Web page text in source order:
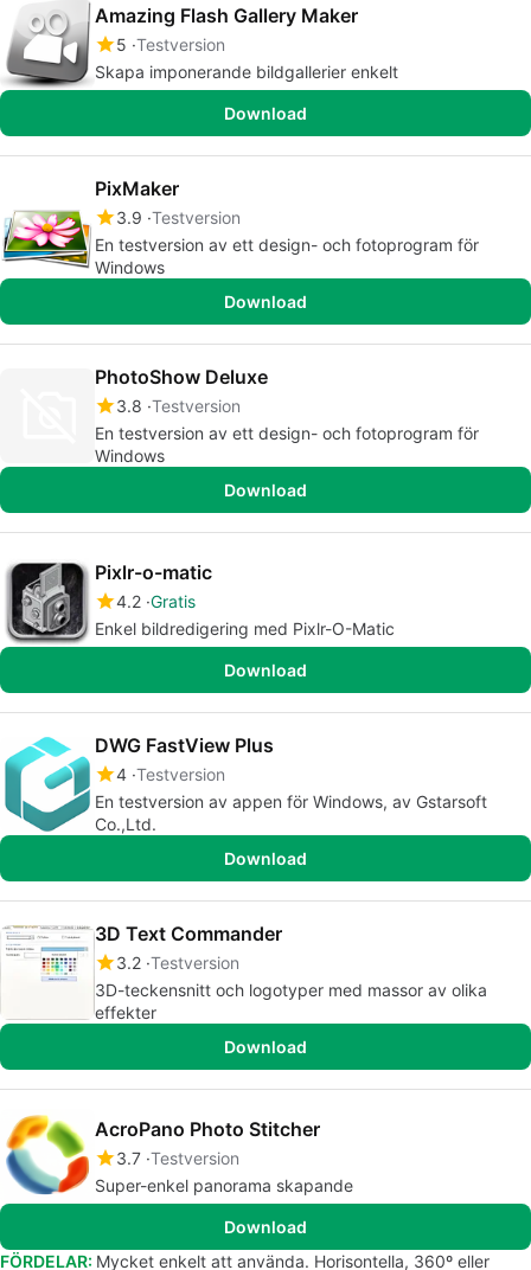
Amazing Flash Gallery Maker
5 Testversion
Skapa imponerande bildgallerier enkelt
Download
PixMaker
3.9 Testversion
En testversion av ett design- och fotoprogram för
Windows
Download
PhotoShow Deluxe
3.8 Testversion
En testversion av ett design- och fotoprogram för
Windows
Download
Pixlr-o-matic
4.2 Gratis
Enkel bildredigering med Pixlr-O-Matic
Download
DWG FastView Plus
4 Testversion
En testversion av appen för Windows, av Gstarsoft
Co.,Ltd.
Download
3D Text Commander
3.2 Testversion
3D-teckensnitt och logotyper med massor av olika
effekter
Download
AcroPano Photo Stitcher
3.7 Testversion
Super-enkel panorama skapande
Download
FÖRDELAR: Mycket enkelt att använda. Horisontella, 360º eller